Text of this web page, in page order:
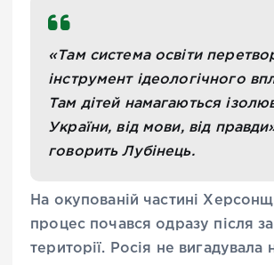
«Там система освіти
інструмент ідеологічного
Там дітей намагаються
України, від мови, від
говорить Лубінець.
На окупованій частині
процес почався одразу після
території. Росія не вигадувала